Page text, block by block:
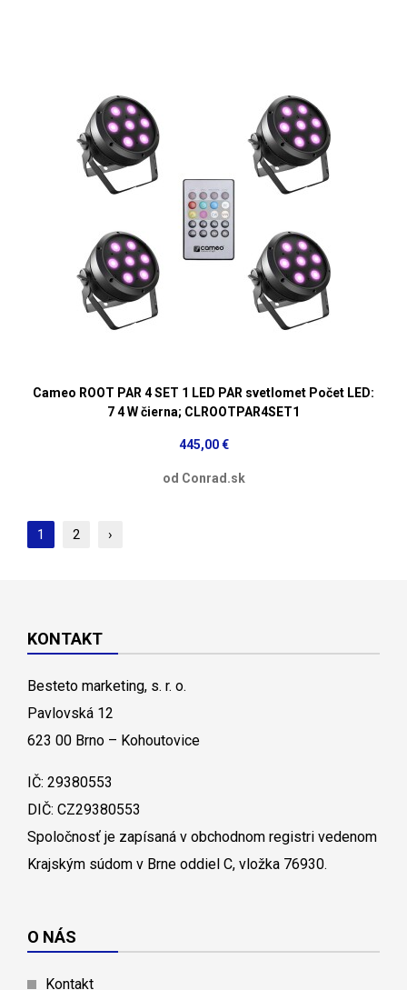
Cameo ROOT PAR 4 SET 1 LED PAR svetlomet Počet LED:
7 4 W čierna; CLROOTPAR4SET1
445,00 €
od Conrad.sk
1 2 ›
KONTAKT
Besteto marketing, s. r. o.
Pavlovská 12
623 00 Brno – Kohoutovice
IČ: 29380553
DIČ: CZ29380553
Spoločnosť je zapísaná v obchodnom registri vedenom
Krajským súdom v Brne oddiel C, vložka 76930.
O NÁS
Kontakt